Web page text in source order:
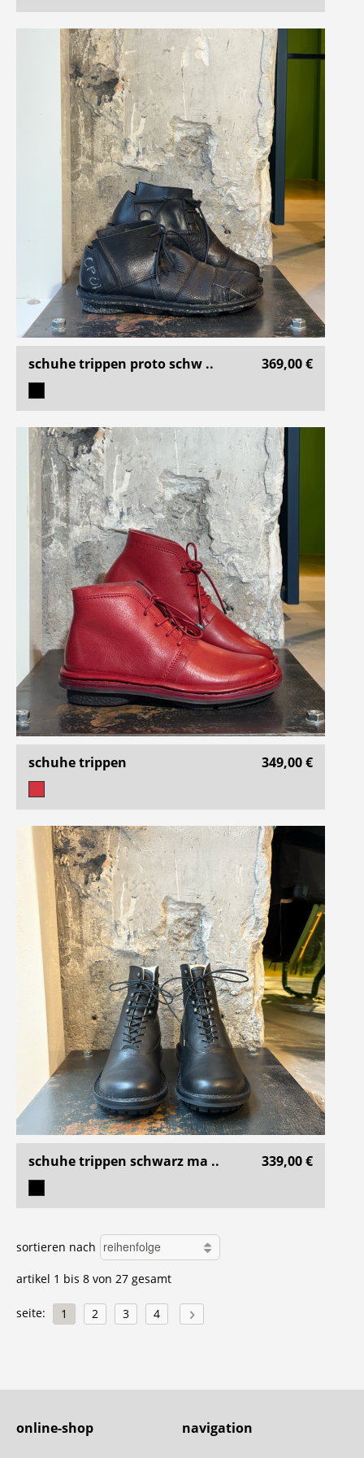
schuhe trippen proto schw .. 369,00 €
schuhe trippen 349,00 €
schuhe trippen schwarz ma .. 339,00 €
sortieren nach
artikel 1 bis 8 von 27 gesamt
seite: 1 2 3 4
navigation
online-shop